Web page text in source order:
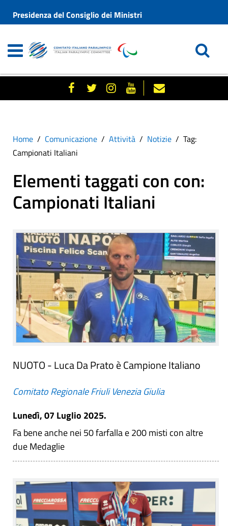
Presidenza del Consiglio dei Ministri
Home Comunicazione Attività Notizie
Tag:
Campionati Italiani
Elementi taggati con con:
Campionati Italiani
NUOTO - Luca Da Prato è Campione Italiano
Comitato Regionale Friuli Venezia Giulia
Lunedì, 07 Luglio 2025.
Fa bene anche nei 50 farfalla e 200 misti con altre
due Medaglie